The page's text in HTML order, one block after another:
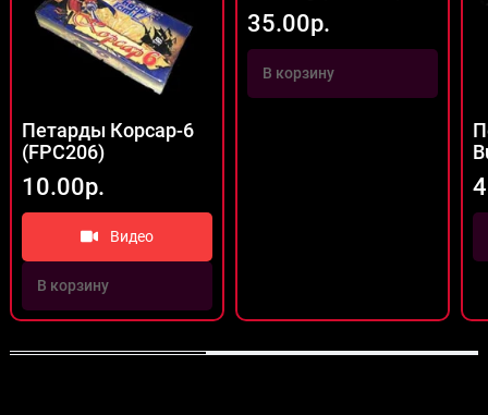
Петарды Корсар-6
(FPC206)
10.00р.
Видео
В корзину
35.00р.
В корзину